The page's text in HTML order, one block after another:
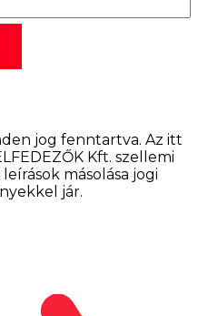
jog fenntartva. Az itt
Kft. szellemi
másolása jogi
jár.